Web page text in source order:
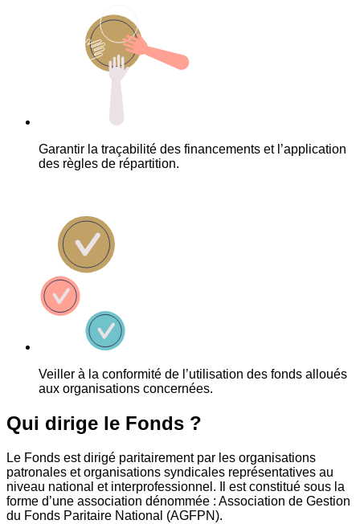
Garantir la traçabilité des financements et l’application
des règles de répartition.
Veiller à la conformité de l’utilisation des fonds alloués
aux organisations concernées.
Qui dirige le Fonds ?
Le Fonds est dirigé paritairement par les organisations
patronales et organisations syndicales représentatives au
niveau national et interprofessionnel. Il est constitué sous la
forme d’une association dénommée : Association de Gestion
du Fonds Paritaire National (AGFPN).